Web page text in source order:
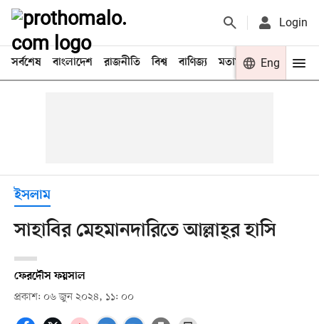
Login
সর্বশেষ বাংলাদেশ রাজনীতি বিশ্ব বাণিজ্য মতামত খেলা
Eng
ইসলাম
সাহাবির মেহমানদারিতে আল্লাহ্‌র হাসি
ফেরদৌস ফয়সাল
প্রকাশ: ০৬ জুন ২০২৪, ১১: ০০